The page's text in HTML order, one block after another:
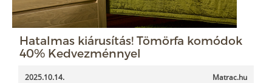
Hatalmas kiárusítás! Tömörfa komódok
40% Kedvezménnyel
2025.10.14. Matrac.hu